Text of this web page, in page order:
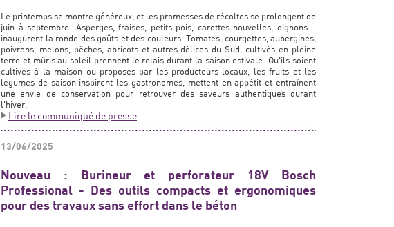
Le printemps se montre généreux, et les promesses de récoltes se prolongent de
juin à septembre. Asperges, fraises, petits pois, carottes nouvelles, oignons...
inaugurent la ronde des goûts et des couleurs. Tomates, courgettes, aubergines,
poivrons, melons, pêches, abricots et autres délices du Sud, cultivés en pleine
terre et mûris au soleil prennent le relais durant la saison estivale. Qu'ils soient
cultivés à la maison ou proposés par les producteurs locaux, les fruits et les
légumes de saison inspirent les gastronomes, mettent en appétit et entraînent
une envie de conservation pour retrouver des saveurs authentiques durant
l'hiver.
Lire le communiqué de presse
13/06/2025
Nouveau : Burineur et perforateur 18V Bosch
Professional - Des outils compacts et ergonomiques
pour des travaux sans effort dans le béton